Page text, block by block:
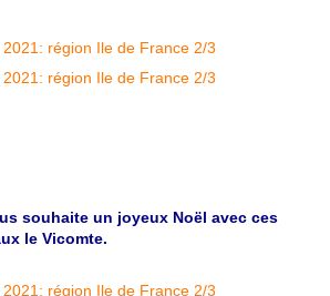
souhaite un joyeux Noël avec ces
le Vicomte.